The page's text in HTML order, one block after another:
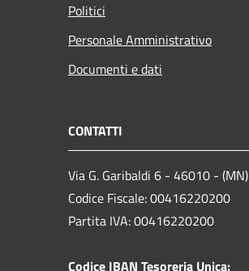
Politici
Personale Amministrativo
Documenti e dati
CONTATTI
Via G. Garibaldi 6 - 46010 - (MN)
Codice Fiscale: 00416220200
Partita IVA: 00416220200
Codice IBAN Tesoreria Unica: